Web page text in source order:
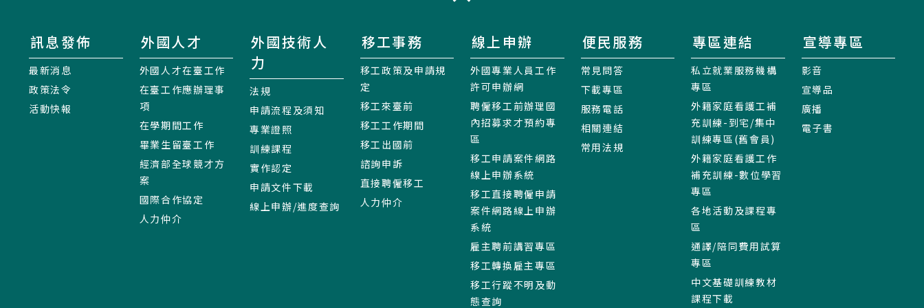
訊息發佈
最新消息
政策法令
活動快報
外國人才
外國人才在臺工作
在臺工作應辦理事
項
在學期間工作
畢業生留臺工作
經濟部全球競才方
案
國際合作協定
人力仲介
外國技術人
力
法規
申請流程及須知
專業證照
訓練課程
實作認定
申請文件下載
線上申辦/進度查詢
移工事務
移工政策及申請規
定
移工來臺前
移工工作期間
移工出國前
諮詢申訴
直接聘僱移工
人力仲介
線上申辦
外國專業人員工作
許可申辦網
聘僱移工前辦理國
內招募求才預約專
區
移工申請案件網路
線上申辦系統
移工直接聘僱申請
案件網路線上申辦
系統
雇主聘前講習專區
移工轉換雇主專區
移工行蹤不明及動
態查詢
便民服務
常見問答
下載專區
服務電話
相關連結
常用法規
專區連結
私立就業服務機構
專區
外籍家庭看護工補
充訓練-到宅/集中
訓練專區(舊會員)
外籍家庭看護工作
補充訓練-數位學習
專區
各地活動及課程專
區
通譯/陪同費用試算
專區
中文基礎訓練教材
課程下載
宣導專區
影音
宣導品
廣播
電子書